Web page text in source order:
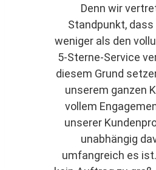
Denn wir
Standpunkt,
weniger als den
5-Sterne-Service
diesem Grund
unserem ganzen
vollem
unserer
unabhängig
umfangreich es